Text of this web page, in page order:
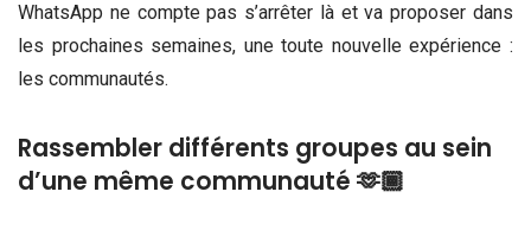
WhatsApp ne compte pas s’arrêter là et va proposer dans
les prochaines semaines, une toute nouvelle expérience :
les communautés.
Rassembler différents groupes au sein
d’une même communauté 🫶🏾